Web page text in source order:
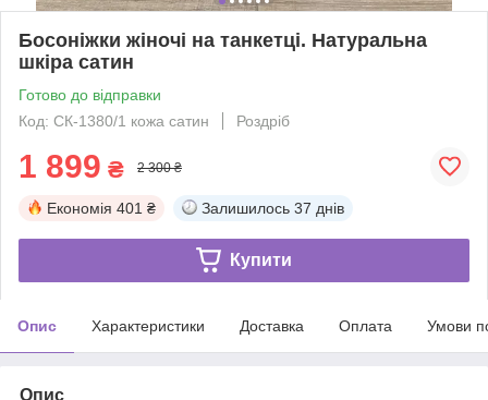
Босоніжки жіночі на танкетці. Натуральна
шкіра сатин
Готово до відправки
Код: СК-1380/1 кожа сатин
Роздріб
1 899 ₴ 2 300 ₴
Економія 401 ₴ Залишилось 37 днів
Купити
Опис Характеристики Доставка Оплата Умови
Опис